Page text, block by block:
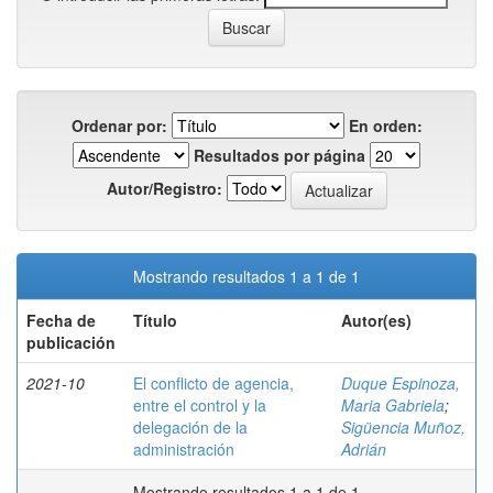
Ordenar por:
En orden:
Resultados por página
Autor/Registro:
Mostrando resultados 1 a 1 de 1
Fecha de
publicación
Título Autor(es)
2021-10
El conflicto de agencia,
entre el control y la
delegación de la
administración
Duque Espinoza,
Maria Gabriela;
Sigüencia Muñoz,
Adrián